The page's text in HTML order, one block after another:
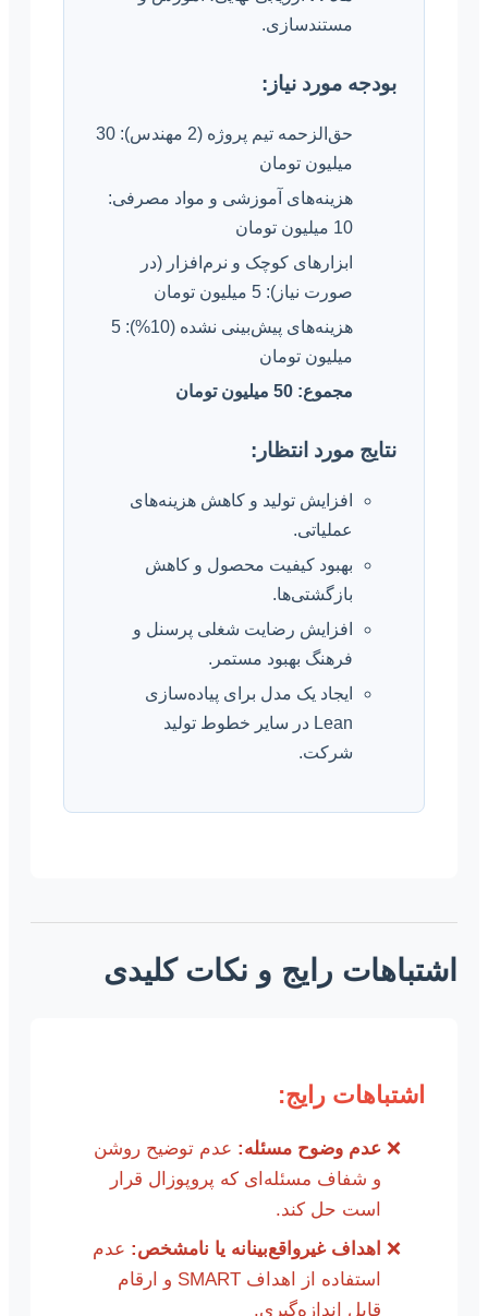
مستندسازی.
بودجه مورد نیاز:
حق‌الزحمه تیم پروژه (2 مهندس): 30
میلیون تومان
هزینه‌های آموزشی و مواد مصرفی:
10 میلیون تومان
ابزارهای کوچک و نرم‌افزار (در
صورت نیاز): 5 میلیون تومان
هزینه‌های پیش‌بینی نشده (10%): 5
میلیون تومان
مجموع: 50 میلیون تومان
نتایج مورد انتظار:
افزایش تولید و کاهش هزینه‌های
عملیاتی.
بهبود کیفیت محصول و کاهش
بازگشتی‌ها.
افزایش رضایت شغلی پرسنل و
فرهنگ بهبود مستمر.
ایجاد یک مدل برای پیاده‌سازی
Lean در سایر خطوط تولید
شرکت.
اشتباهات رایج و نکات کلیدی
اشتباهات رایج:
عدم وضوح مسئله:عدم توضیح روشن
و شفاف مسئله‌ای که پروپوزال قرار
است حل کند.
اهداف غیرواقع‌بینانه یا نامشخص:عدم
استفاده از اهداف SMART و ارقام
قابل اندازه‌گیری.